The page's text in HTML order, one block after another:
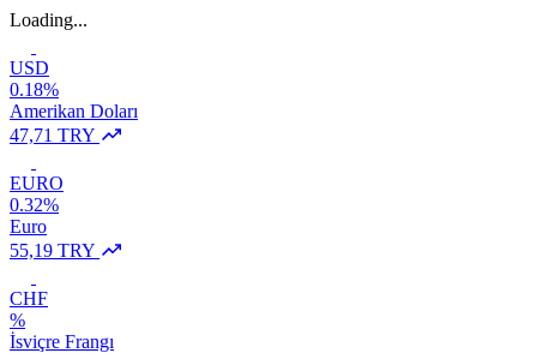
Loading...
USD
0.18%
Amerikan Doları
47,71 TRY
EURO
0.32%
Euro
55,19 TRY
CHF
%
İsviçre Frangı